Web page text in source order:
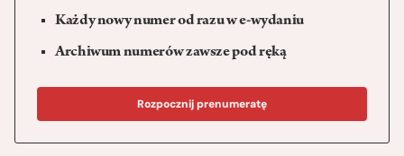
Każdy nowy numer od razu w e-wydaniu
Archiwum numerów zawsze pod ręką
Rozpocznij prenumeratę